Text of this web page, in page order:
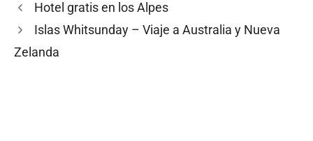
Hotel gratis en los Alpes
Islas Whitsunday – Viaje a Australia y Nueva
Zelanda